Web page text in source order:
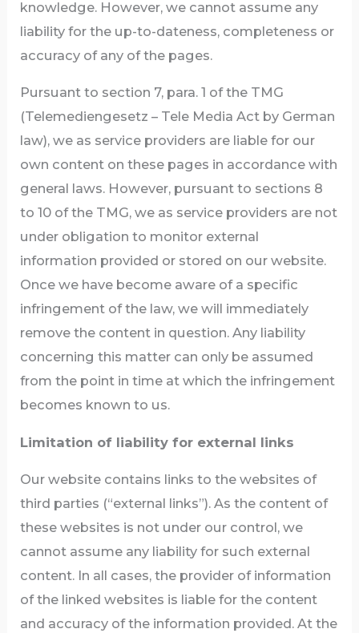
knowledge. However, we cannot assume any
liability for the up-to-dateness, completeness or
accuracy of any of the pages.
Pursuant to section 7, para. 1 of the TMG
(Telemediengesetz – Tele Media Act by German
law), we as service providers are liable for our
own content on these pages in accordance with
general laws. However, pursuant to sections 8
to 10 of the TMG, we as service providers are not
under obligation to monitor external
information provided or stored on our website.
Once we have become aware of a specific
infringement of the law, we will immediately
remove the content in question. Any liability
concerning this matter can only be assumed
from the point in time at which the infringement
becomes known to us.
Limitation of liability for external links
Our website contains links to the websites of
third parties (“external links”). As the content of
these websites is not under our control, we
cannot assume any liability for such external
content. In all cases, the provider of information
of the linked websites is liable for the content
and accuracy of the information provided. At the